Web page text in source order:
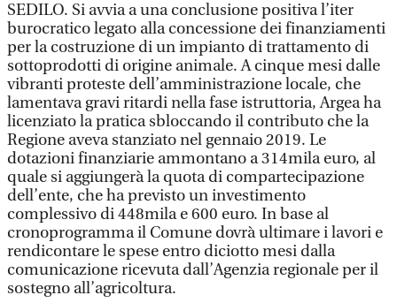
SEDILO. Si avvia a una conclusione positiva l’iter
burocratico legato alla concessione dei finanziamenti
per la costruzione di un impianto di trattamento di
sottoprodotti di origine animale. A cinque mesi dalle
vibranti proteste dell’amministrazione locale, che
lamentava gravi ritardi nella fase istruttoria, Argea ha
licenziato la pratica sbloccando il contributo che la
Regione aveva stanziato nel gennaio 2019. Le
dotazioni finanziarie ammontano a 314mila euro, al
quale si aggiungerà la quota di compartecipazione
dell’ente, che ha previsto un investimento
complessivo di 448mila e 600 euro. In base al
cronoprogramma il Comune dovrà ultimare i lavori e
rendicontare le spese entro diciotto mesi dalla
comunicazione ricevuta dall’Agenzia regionale per il
sostegno all’agricoltura.